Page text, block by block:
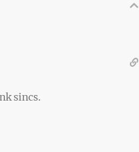
sincs.